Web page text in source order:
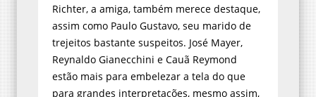
Richter, a amiga, também merece destaque,
assim como Paulo Gustavo, seu marido de
trejeitos bastante suspeitos. José Mayer,
Reynaldo Gianecchini e Cauã Reymond
estão mais para embelezar a tela do que
para grandes interpretações, mesmo assim,